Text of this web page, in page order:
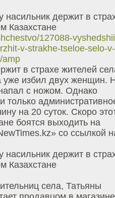
держит в
Казахстане
127088-
v-strakhe-tseloe-selo-v-
amp
в страхе жителей
избил двух женщин.
с ножом. Однако
только
на 20 суток. Скоро
боятся выходить на
со ссылкой
держит в
Казахстане
села, Татьяны